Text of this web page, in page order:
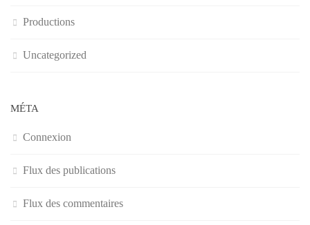
Productions
Uncategorized
MÉTA
Connexion
Flux des publications
Flux des commentaires